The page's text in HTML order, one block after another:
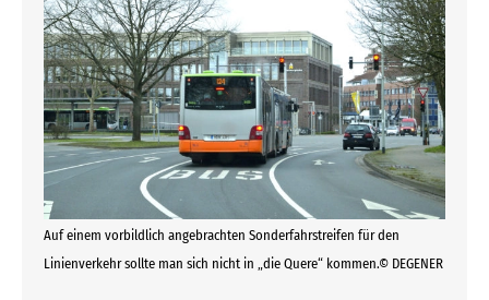
Auf einem vorbildlich angebrachten Sonderfahrstreifen für den
Linienverkehr sollte man sich nicht in „die Quere“ kommen.© DEGENER